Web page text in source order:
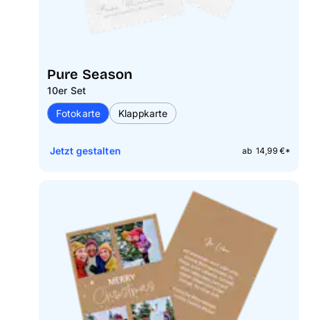
Pure Season
10er Set
Fotokarte
Klappkarte
ab 14,99 €*
Jetzt gestalten